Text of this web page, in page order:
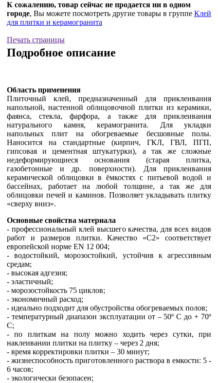
К сожалению, товар сейчас не продается ни в одном
городе, Вы можете посмотреть другие товары в группе Клей
для плитки и керамогранита
Печать страницы
Подробное описание
Область применения
Плиточный клей, предназначенный для приклеивания
напольной, настенной облицовочной плитки из керамики,
фаянса, стекла, фарфора, а также для приклеивания
натурального камня, керамогранита. Для укладки
напольных плит на обогреваемые бесшовные полы.
Наносится на стандартные (кирпич, ГКЛ, ГВЛ, ПГП,
гипсовая и цементная штукатурки), а так же сложные
недеформирующиеся основания (старая плитка,
газобетонные и др. поверхности). Для приклеивания
керамической облицовки в ёмкостях с питьевой водой и
бассейнах, работает на любой толщине, а так же для
облицовки печей и каминов. Позволяет укладывать плитку
«сверху вниз».
Основные свойства материала
- профессиональный клей высшего качества, для всех видов
работ и размеров плитки. Качество «С2» соответствует
европейской норме EN 12 004;
- водостойкий, морозостойкий, устойчив к агрессивным
средам;
- высокая адгезия;
- эластичный;
- морозостойкость 75 циклов;
- экономичный расход;
- идеально подходит для обустройства обогреваемых полов;
- температурный диапазон эксплуатации от – 50º C до + 70º
C;
- по плиткам на полу можно ходить через сутки, при
наклеивании плитки на плитку – через 2 дня;
- время корректировки плитки – 30 минут;
- жизнеспособность приготовленного раствора в емкости: 5 -
6 часов;
- экологически безопасен;